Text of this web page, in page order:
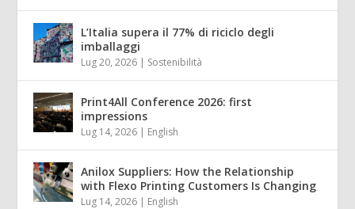
L’Italia supera il 77% di riciclo degli
imballaggi
Lug 20, 2026 | Sostenibilità
Print4All Conference 2026: first
impressions
Lug 14, 2026 | English
Anilox Suppliers: How the Relationship
with Flexo Printing Customers Is Changing
Lug 14, 2026 | English